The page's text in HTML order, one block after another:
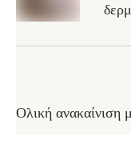
Ολική ανακαίνιση